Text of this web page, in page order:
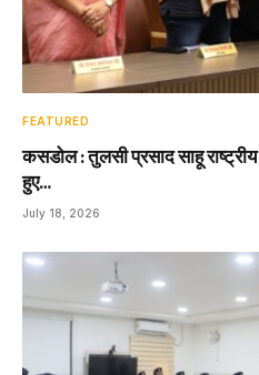
FEATURED
कसडोल : तुलसी प्रसाद साहू
हुए…
July 18, 2026